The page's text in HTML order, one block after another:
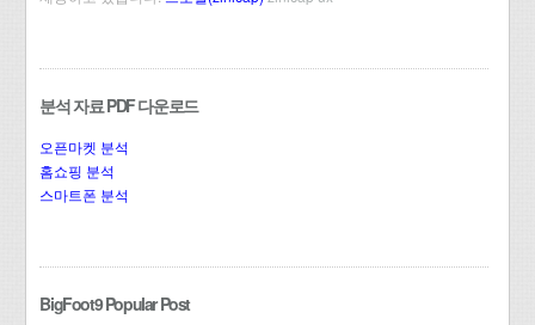
분석 자료 PDF 다운로드
오픈마켓 분석
홈쇼핑 분석
스마트폰 분석
BigFoot9 Popular Post